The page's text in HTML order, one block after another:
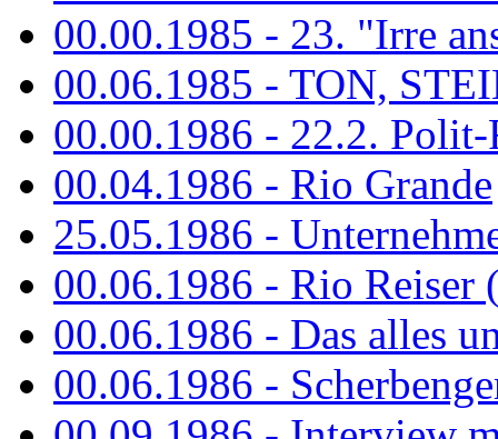
00.00.1985 - 23. "Irre
00.06.1985 - TON,
00.00.1986 - 22.2.
00.04.1986 - Rio Grande
25.05.1986 -
00.06.1986 - Rio Reiser
00.06.1986 - Das alles
00.06.1986 -